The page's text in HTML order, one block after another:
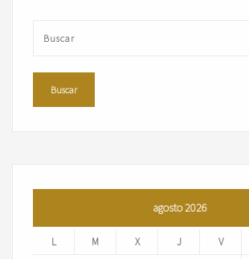
agosto 2026
L M X J V